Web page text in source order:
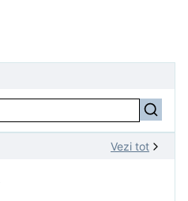
Vezi tot